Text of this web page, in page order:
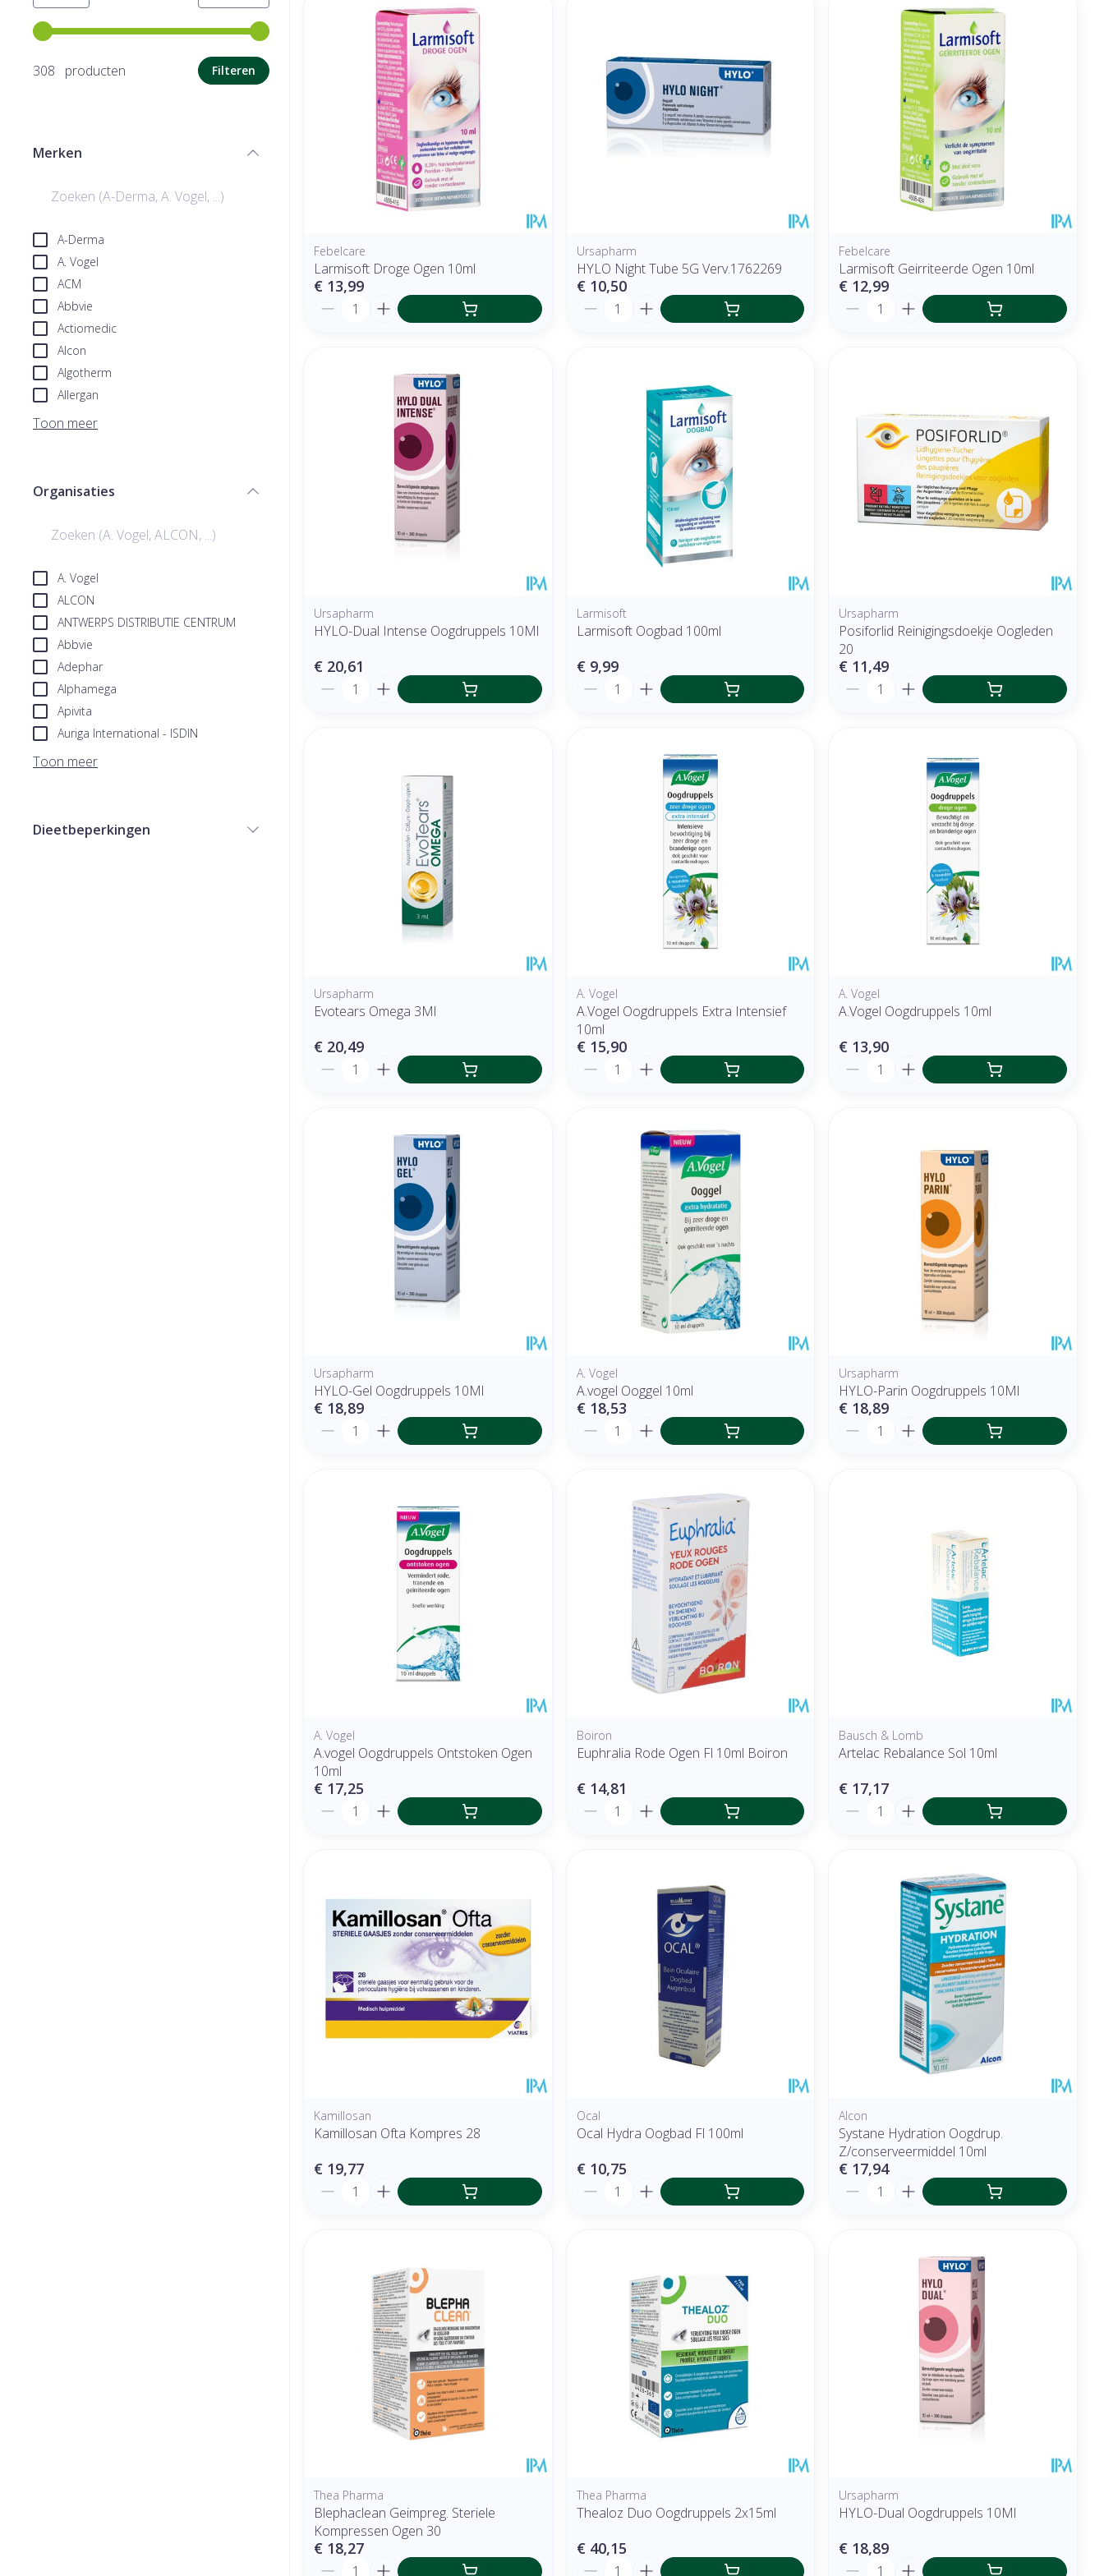
Gebruik de pijltjestoetsen links en rechts om de minimale en maximale prijswaarden aan te passen.
308 producten
Filteren
Merken
A-Derma
A. Vogel
ACM
Abbvie
Actiomedic
Alcon
Algotherm
Allergan
Toon meer
Organisaties
A. Vogel
ALCON
ANTWERPS DISTRIBUTIE CENTRUM
Abbvie
Adephar
Alphamega
Apivita
Auriga International - ISDIN
Toon meer
Dieetbeperkingen
Febelcare
Larmisoft Droge Ogen 10ml
€ 13,99
Aantal
Ursapharm
HYLO Night Tube 5G Verv.1762269
€ 10,50
Aantal
Febelcare
Larmisoft Geirriteerde Ogen 10ml
€ 12,99
Aantal
Ursapharm
HYLO-Dual Intense Oogdruppels 10Ml
€ 20,61
Aantal
Larmisoft
Larmisoft Oogbad 100ml
€ 9,99
Aantal
Ursapharm
Posiforlid Reinigingsdoekje Oogleden
20
€ 11,49
Aantal
Ursapharm
Evotears Omega 3Ml
€ 20,49
Aantal
A. Vogel
A.Vogel Oogdruppels Extra Intensief
10ml
€ 15,90
Aantal
A. Vogel
A.Vogel Oogdruppels 10ml
€ 13,90
Aantal
Ursapharm
HYLO-Gel Oogdruppels 10Ml
€ 18,89
Aantal
A. Vogel
A.vogel Ooggel 10ml
€ 18,53
Aantal
Ursapharm
HYLO-Parin Oogdruppels 10Ml
€ 18,89
Aantal
A. Vogel
A.vogel Oogdruppels Ontstoken Ogen
10ml
€ 17,25
Aantal
Boiron
Euphralia Rode Ogen Fl 10ml Boiron
€ 14,81
Aantal
Bausch & Lomb
Artelac Rebalance Sol 10ml
€ 17,17
Aantal
Kamillosan
Kamillosan Ofta Kompres 28
€ 19,77
Aantal
Ocal
Ocal Hydra Oogbad Fl 100ml
€ 10,75
Aantal
Alcon
Systane Hydration Oogdrup.
Z/conserveermiddel 10ml
€ 17,94
Aantal
Thea Pharma
Blephaclean Geimpreg. Steriele
Kompressen Ogen 30
€ 18,27
Aantal
Thea Pharma
Thealoz Duo Oogdruppels 2x15ml
€ 40,15
Aantal
Ursapharm
HYLO-Dual Oogdruppels 10Ml
€ 18,89
Aantal